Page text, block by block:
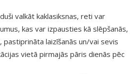
valkāt kaklasiksnas, reti var
kas var izpausties kā slēpšanās,
laizīšanās un/vai sevis
vietā pirmajās pāris dienās pēc